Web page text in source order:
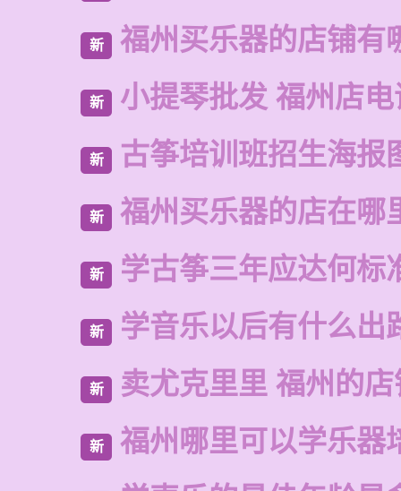
新 福州买乐器的店铺有
新 小提琴批发 福州店
新 古筝培训班招生海报
新 福州买乐器的店在哪
新 学古筝三年应达何标
新 学音乐以后有什么出
新 卖尤克里里 福州的
新 福州哪里可以学乐器